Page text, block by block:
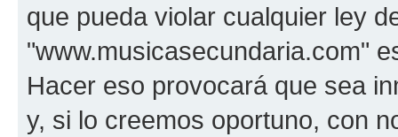
que pueda violar cualquier ley
"www.musicasecundaria.com"
Hacer eso provocará que sea
y, si lo creemos oportuno, con